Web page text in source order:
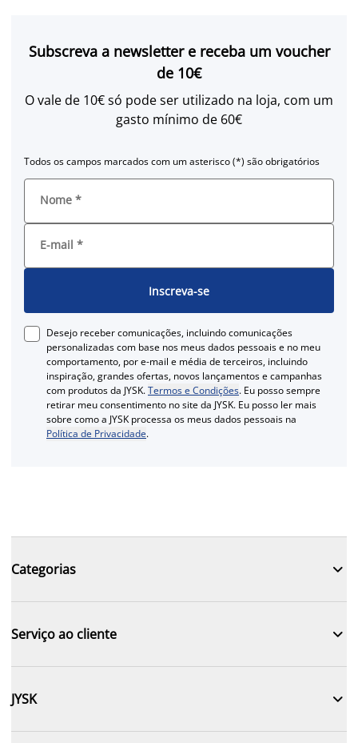
Subscreva a newsletter e receba um voucher
de 10€
O vale de 10€ só pode ser utilizado na loja, com um
gasto mínimo de 60€
Todos os campos marcados com um asterisco (*) são obrigatórios
Nome *
E-mail *
Inscreva-se
Desejo receber comunicações, incluindo comunicações
personalizadas com base nos meus dados pessoais e no meu
comportamento, por e-mail e média de terceiros, incluindo
inspiração, grandes ofertas, novos lançamentos e campanhas
com produtos da JYSK.Termos e Condições. Eu posso sempre
retirar meu consentimento no site da JYSK. Eu posso ler mais
sobre como a JYSK processa os meus dados pessoais na
Política de Privacidade.
Categorias 
Serviço ao cliente 
JYSK 